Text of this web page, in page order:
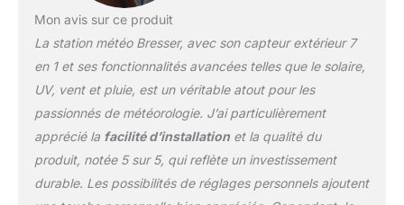
surveillent les
événements
météorologiques
extrêmes Options de
montage flexibles au mur
ou sur table, incluant le
matériel de montage et le
manuel d’instructions,
garantissent un
Mon avis sur ce produit
La station météo Bresser, avec son capteur extérieur 7
en 1 et ses fonctionnalités avancées telles que le solaire,
UV, vent et pluie, est un véritable atout pour les
passionnés de météorologie. J’ai particulièrement
apprécié la facilité d’installationet la qualité du
produit, notée 5 sur 5, qui reflète un investissement
durable. Les possibilités de réglages personnels ajoutent